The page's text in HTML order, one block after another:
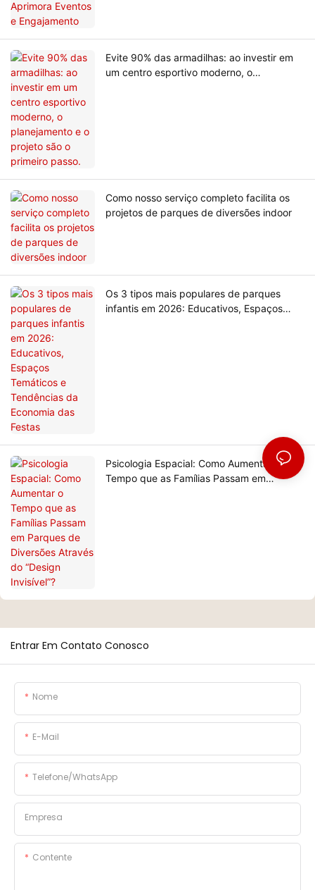
Evite 90% das armadilhas: ao investir em
um centro esportivo moderno, o
Como nosso serviço completo facilita os
projetos de parques de diversões indoor
Os 3 tipos mais populares de parques
infantis em 2026: Educativos, Espaços
Psicologia Espacial: Como Aumentar o
Tempo que as Famílias Passam em
Entrar Em Contato Conosco
Nome
E-Mail
Telefone/WhatsApp
Empresa
Contente